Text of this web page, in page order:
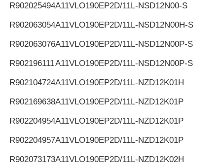
R902025494A11VLO190EP2D/11L-NSD12N00-S
R902063054A11VLO190EP2D/11L-NSD12N00H-S
R902063076A11VLO190EP2D/11L-NSD12N00P-S
R902196111A11VLO190EP2D/11L-NSD12N00P-S
R902104724A11VLO190EP2D/11L-NZD12K01H
R902169638A11VLO190EP2D/11L-NZD12K01P
R902204954A11VLO190EP2D/11L-NZD12K01P
R902204957A11VLO190EP2D/11L-NZD12K01P
R902073173A11VLO190EP2D/11L-NZD12K02H